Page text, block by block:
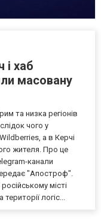
і хаб
масовану
та низка регіонів
чого у
а в Керчі
жителя. Про це
канали
"Апостроф".
місті
логіс...